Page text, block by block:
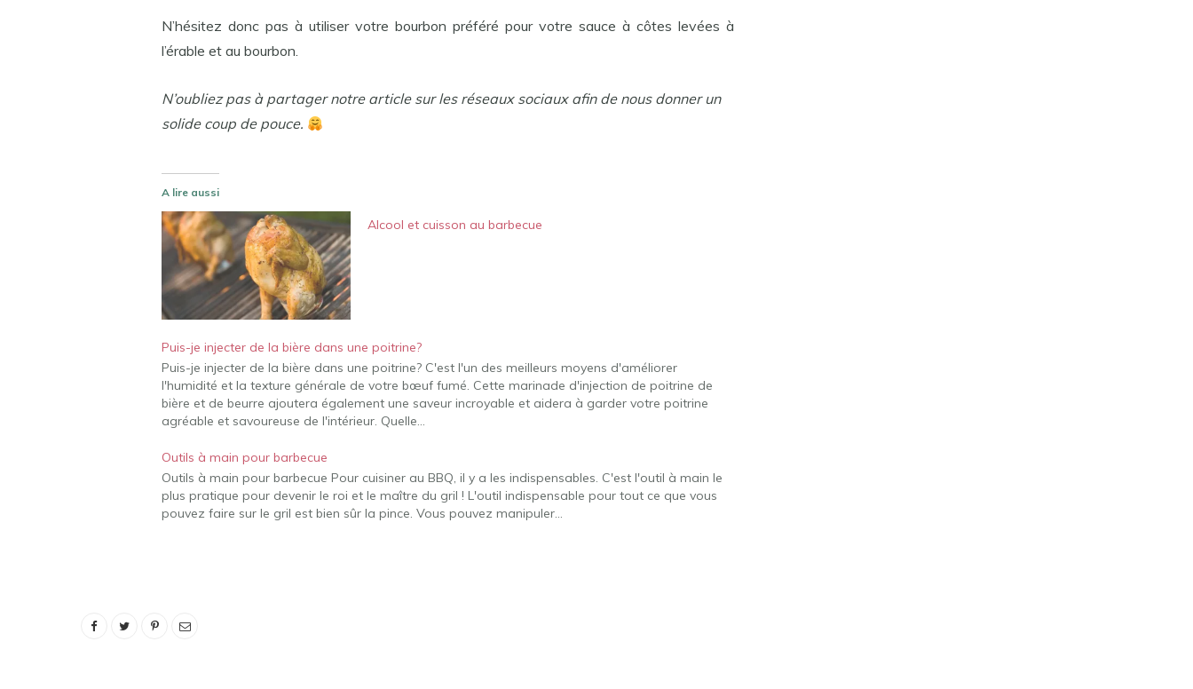
N’hésitez donc pas à utiliser votre bourbon préféré pour votre sauce à côtes levées à
l’érable et au bourbon.
N’oubliez pas à partager notre article sur les réseaux sociaux afin de nous donner un
solide coup de pouce.
A lire aussi
Alcool et cuisson au barbecue
Puis-je injecter de la bière dans une poitrine?
Puis-je injecter de la bière dans une poitrine? C'est l'un des meilleurs moyens d'améliorer
l'humidité et la texture générale de votre bœuf fumé. Cette marinade d'injection de poitrine de
bière et de beurre ajoutera également une saveur incroyable et aidera à garder votre poitrine
agréable et savoureuse de l'intérieur. Quelle…
Outils à main pour barbecue
Outils à main pour barbecue Pour cuisiner au BBQ, il y a les indispensables. C'est l'outil à main le
plus pratique pour devenir le roi et le maître du gril ! L'outil indispensable pour tout ce que vous
pouvez faire sur le gril est bien sûr la pince. Vous pouvez manipuler…